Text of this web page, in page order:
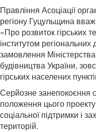
Правління Асоціації
регіону Гуцульщина
«Про розвиток гірських
інститутом
замовлення
будівництва України,
гірських населених
Серйозне занепокоєння
положення цього
соціальної підтримки і
територій.